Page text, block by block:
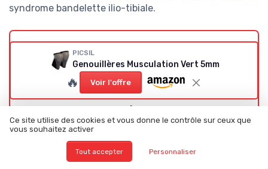
syndrome bandelette ilio-tibiale.
Voir les tests de notre rédaction
NEENCA
Test NEENCA
Genouillère
Rotulienne
Réglable : du
maintien sérieux
PICSIL
Genouillères Musculation Vert 5mm
🔥 Voir l'offre
Ce site utilise des cookies et vous donne le contrôle sur ceux que
vous souhaitez activer
Tout accepter Personnaliser